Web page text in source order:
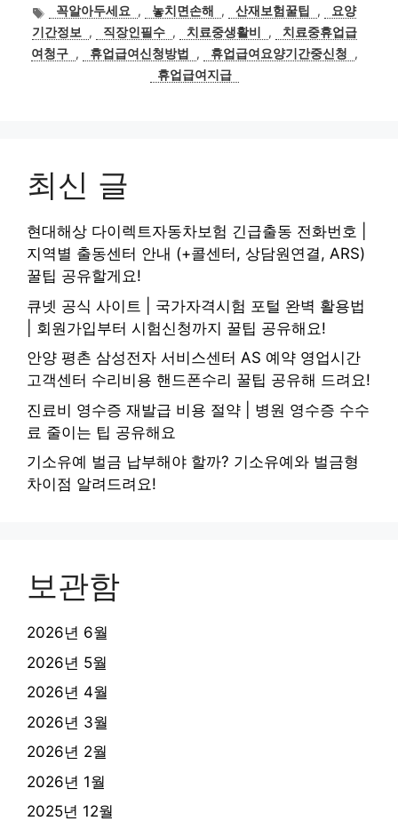
태
그
꼭알아두세요 , 놓치면손해 , 산재보험꿀팁 ,
요양
기간정보
, 직장인필수 , 치료중생활비 ,
치료중휴업급
여청구 , 휴업급여신청방법 , 휴업급여요양기간중신청
,
휴업급여지급
최신 글
현대해상 다이렉트자동차보험 긴급출동 전화번호 |
지역별 출동센터 안내 (+콜센터, 상담원연결, ARS)
꿀팁 공유할게요!
큐넷 공식 사이트 | 국가자격시험 포털 완벽 활용법
| 회원가입부터 시험신청까지 꿀팁 공유해요!
안양 평촌 삼성전자 서비스센터 AS 예약 영업시간
고객센터 수리비용 핸드폰수리 꿀팁 공유해 드려요!
진료비 영수증 재발급 비용 절약 | 병원 영수증 수수
료 줄이는 팁 공유해요
기소유예 벌금 납부해야 할까? 기소유예와 벌금형
차이점 알려드려요!
보관함
2026년 6월
2026년 5월
2026년 4월
2026년 3월
2026년 2월
2026년 1월
2025년 12월